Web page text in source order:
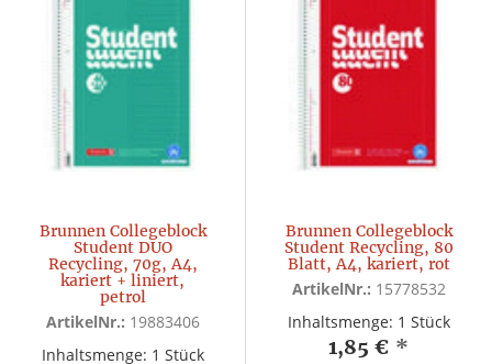
Brunnen Collegeblock
Student DUO
Recycling, 70g, A4,
kariert + liniert,
petrol
ArtikelNr.: 19883406
Inhaltsmenge: 1 Stück
Brunnen Collegeblock
Student Recycling, 80
Blatt, A4, kariert, rot
ArtikelNr.: 15778532
Inhaltsmenge: 1 Stück
1,85 € *